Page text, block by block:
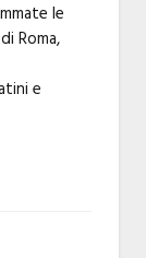
le
Roma,
e